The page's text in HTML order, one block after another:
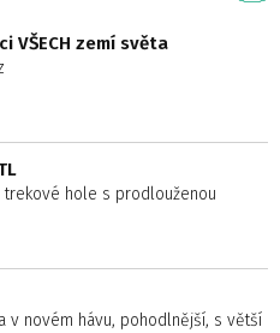
VŠECH zemí světa
hole s prodlouženou
v novém hávu, pohodlnější, s větší